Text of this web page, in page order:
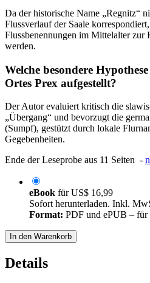
Da der historische Name „Regnitz“
Flussverlauf der Saale
Flussbenennungen im Mittelalter zur
werden.
Welche besondere
Ortes Prex aufgestellt?
Der Autor evaluiert kritisch die
„Übergang“ und bevorzugt die
(Sumpf), gestützt durch lokale
Gegebenheiten.
Ende der Leseprobe aus 11 Seiten -
eBook fürUS$ 16,99
Sofort herunterladen. Inkl.
Format: PDF und ePUB – für
In den Warenkorb
Details